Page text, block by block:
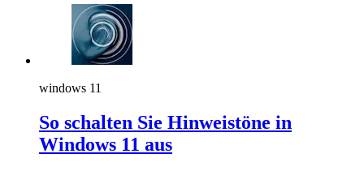
windows 11
So schalten Sie Hinweistöne in
Windows 11 aus